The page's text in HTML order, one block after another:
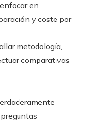
enfocar en
y coste por
metodología,
comparativas